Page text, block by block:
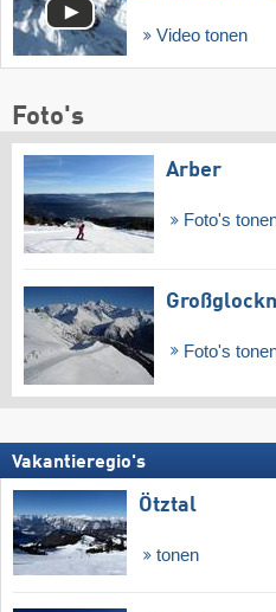
Video tonen
Foto's
Arber
Foto's
Foto's
Vakantieregio's
Ötztal
tonen